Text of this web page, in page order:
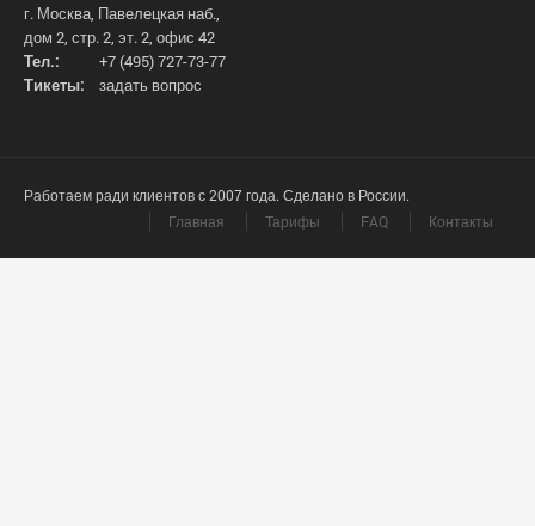
г. Москва, Павелецкая наб.,
дом 2, стр. 2, эт. 2, офис 42
Тел.:
+7 (495) 727-73-77
Тикеты:
задать вопрос
Работаем ради клиентов с 2007 года. Сделано в России.
Главная
Тарифы FAQ Контакты